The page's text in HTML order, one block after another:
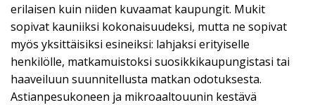
erilaisen kuin niiden kuvaamat kaupungit. Mukit
sopivat kauniiksi kokonaisuudeksi, mutta ne sopivat
myös yksittäisiksi esineiksi: lahjaksi erityiselle
henkilölle, matkamuistoksi suosikkikaupungistasi tai
haaveiluun suunnitellusta matkan odotuksesta.
Astianpesukoneen ja mikroaaltouunin kestävä